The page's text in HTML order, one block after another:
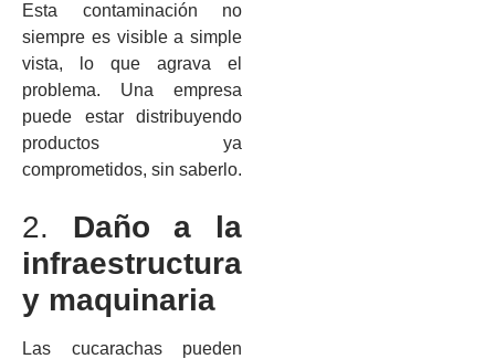
Esta contaminación no
siempre es visible a simple
vista, lo que agrava el
problema. Una empresa
puede estar distribuyendo
productos ya
comprometidos, sin saberlo.
2. Daño a la
infraestructura
y maquinaria
Las cucarachas pueden